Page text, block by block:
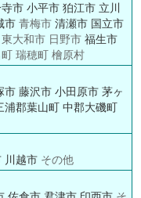
市 小平市 狛江市 立川
市青梅市 清瀬市 国立市
大和市 日野市 福生市
瑞穂町 檜原村
市 藤沢市 小田原市 茅ヶ
浦郡葉山町 中郡大磯町
川越市その他